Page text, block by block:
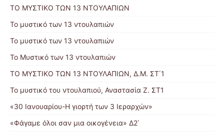
ΤΟ ΜΥΣΤΙΚΟ ΤΩΝ 13 ΝΤΟΥΛΑΠΙΩΝ
Το μυστικό των 13 ντουλαπιών
Το μυστικό των 13 ντουλαπιών
Το Μυστικό των 13 ντουλαπιών
ΤΟ ΜΥΣΤΙΚΟ ΤΩΝ 13 ΝΤΟΥΛΑΠΙΩΝ, Δ.Μ. ΣΤ΄1
Το μυστικό του ντουλαπιού, Αναστασία Ζ. ΣΤ1
«30 Ιανουαρίου-Η γιορτή των 3 Ιεραρχών»
«Φάγαμε όλοι σαν μια οικογένεια» Δ2΄